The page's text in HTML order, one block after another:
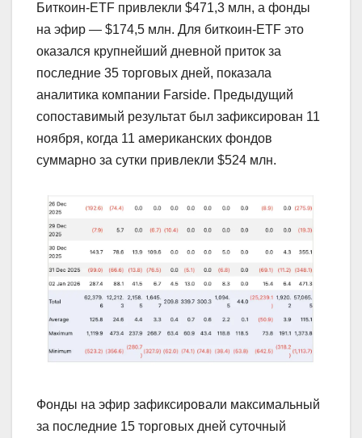
Биткоин-ETF привлекли $471,3 млн, а фонды
на эфир — $174,5 млн. Для биткоин‑ETF это
оказался крупнейший дневной приток за
последние 35 торговых дней, показала
аналитика компании Farside. Предыдущий
сопоставимый результат был зафиксирован 11
ноября, когда 11 американских фондов
суммарно за сутки привлекли $524 млн.
Фонды на эфир зафиксировали максимальный
за последние 15 торговых дней суточный